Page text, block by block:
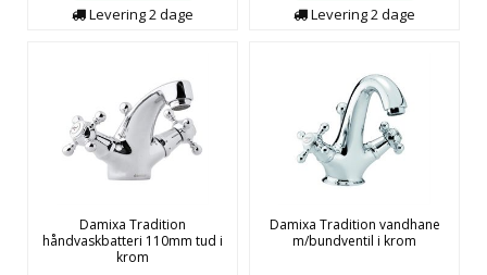
Levering2dage
Levering2dage
Damixa Tradition
håndvaskbatteri 110mm tud i
krom
Damixa Tradition vandhane
m/bundventil i krom